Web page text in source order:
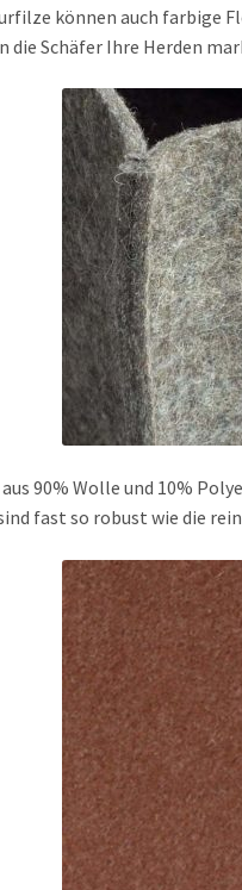
können auch farbige
die Schäfer Ihre Herden
aus 90% Wolle und 10%
fast so robust wie die